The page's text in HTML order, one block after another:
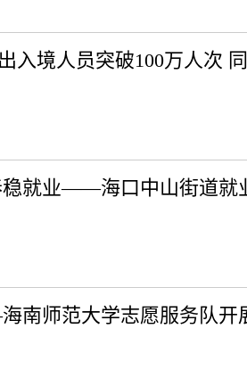
入境人员突破100万人次
稳就业——海口中山街道就
南师范大学志愿服务队开